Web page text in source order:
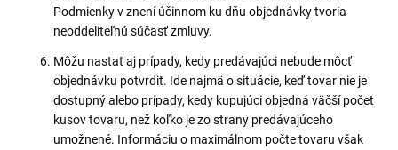
Podmienky v znení účinnom ku dňu objednávky tvoria
neoddeliteľnú súčasť zmluvy.
Môžu nastať aj prípady, kedy predávajúci nebude môcť
objednávku potvrdiť. Ide najmä o situácie, keď tovar nie je
dostupný alebo prípady, kedy kupujúci objedná väčší počet
kusov tovaru, než koľko je zo strany predávajúceho
umožnené. Informáciu o maximálnom počte tovaru však